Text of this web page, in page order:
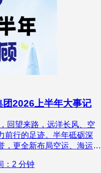
2026上半年大事记
回望来路，远洋长风、空
前行的足迹。半年砥砺深
，更全新布局空运、海运、
业化运营与数字化技术为
：2 分钟